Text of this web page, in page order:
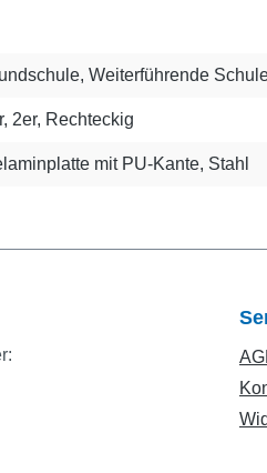
, Weiterführende
, 2er, Rechteckig
mit PU-Kante, Stahl